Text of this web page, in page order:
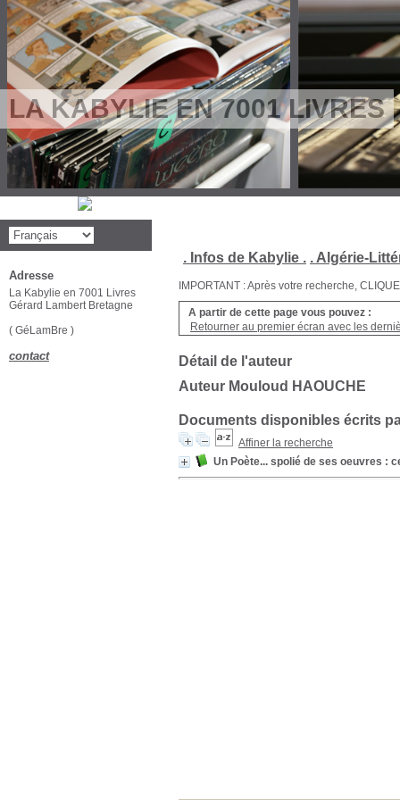
LA KABYLIE EN 7001 LIVRES
. Infos de Kabylie . . Algérie-
IMPORTANT : Après votre recherche,
A partir de cette page vous pouvez :
Retourner au premier écran avec les
Détail de l'auteur
Auteur Mouloud HAOUCHE
Documents disponibles écrits
Affiner la recherche
Un Poète... spolié de ses oeuvres :
Adresse
La Kabylie en 7001 Livres
Gérard Lambert Bretagne
( GéLamBre )
contact